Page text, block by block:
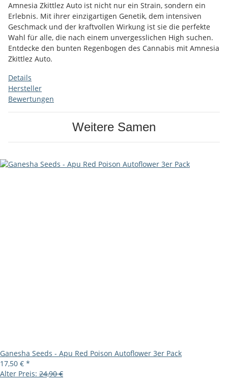
Amnesia Zkittlez Auto ist nicht nur ein Strain, sondern ein
Erlebnis. Mit ihrer einzigartigen Genetik, dem intensiven
Geschmack und der kraftvollen Wirkung ist sie die perfekte
Wahl für alle, die nach einem unvergesslichen High suchen.
Entdecke den bunten Regenbogen des Cannabis mit Amnesia
Zkittlez Auto.
Details
Hersteller
Bewertungen
Weitere Samen
Ganesha Seeds - Apu Red Poison Autoflower 3er Pack
17,50 € *
Alter Preis: 24,90 €